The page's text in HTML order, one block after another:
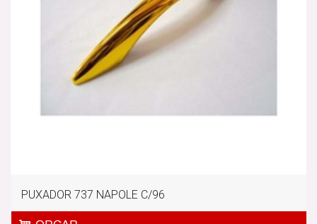
PUXADOR 737 NAPOLE C/96